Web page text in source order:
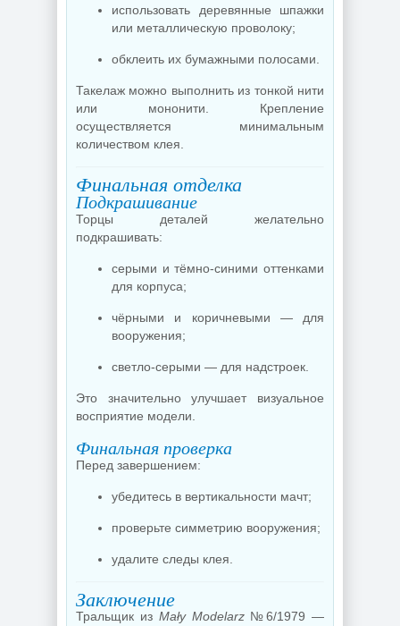
использовать деревянные шпажки
или металлическую проволоку;
обклеить их бумажными полосами.
Такелаж можно выполнить из тонкой нити
или мононити. Крепление
осуществляется минимальным
количеством клея.
Финальная отделка
Подкрашивание
Торцы деталей желательно
подкрашивать:
серыми и тёмно-синими оттенками
для корпуса;
чёрными и коричневыми — для
вооружения;
светло-серыми — для надстроек.
Это значительно улучшает визуальное
восприятие модели.
Финальная проверка
Перед завершением:
убедитесь в вертикальности мачт;
проверьте симметрию вооружения;
удалите следы клея.
Заключение
Тральщик из Mały Modelarz№6/1979 —